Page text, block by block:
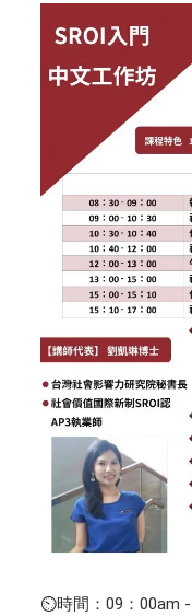
⏲️時間：09：00am -